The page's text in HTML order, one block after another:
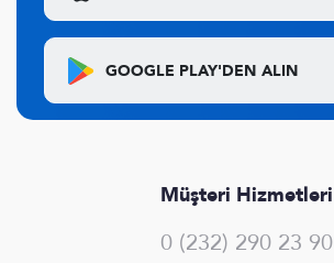
GOOGLE PLAY'DEN ALIN
Müşteri Hizmetleri
0 (232) 290 23 90